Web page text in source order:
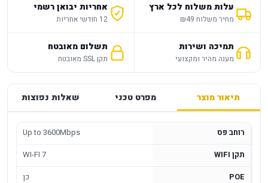
עלות משלוח לכל ארץ
מחיר משלוח ₪49
אחריות יבואן רשמי
12 חודשי אחריות
תמיכה ושירות
מענה מהיר ומקצועי
תשלום מאובטח
תקן SSL מאובטח
תיאור מוצר מפרט טכני שאלות נפוצות
רוחב פס
Up to 3600Mbps
תקן WIFI
WI-FI 7
POE
כן